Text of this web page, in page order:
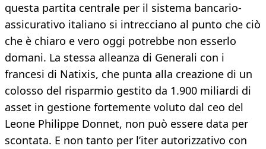
questa partita centrale per il sistema bancario-
assicurativo italiano si intrecciano al punto che ciò
che è chiaro e vero oggi potrebbe non esserlo
domani. La stessa alleanza di Generali con i
francesi di Natixis, che punta alla creazione di un
colosso del risparmio gestito da 1.900 miliardi di
asset in gestione fortemente voluto dal ceo del
Leone Philippe Donnet, non può essere data per
scontata. E non tanto per l’iter autorizzativo con